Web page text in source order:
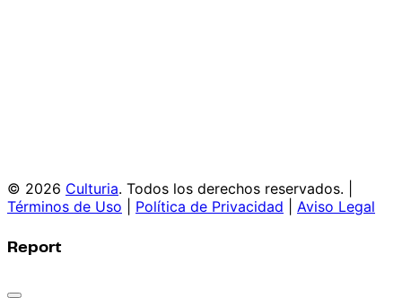
© 2026 Culturia. Todos los derechos reservados. |
Términos de Uso
Política de Privacidad Aviso Legal
Report